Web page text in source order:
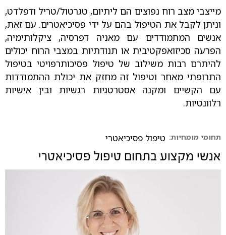
מייצבי מצב רוח נפוצים הם ליתיום, טגרטול/טריל ודפלדט,
וניתן לקבל את הטיפול בהם על ידי פסיכיאטרים. עם זאת,
אנשים המתמודדים עם מאניה דפרסיה, ציקלותימיה,
הפרעה סכיזואפקטיבית או תנודתיות במצבי הרוח יכולים
להיתרם רבות משילוב של טיפול פסיכותרפויטי בטיפול
התרופתי מאחר וטיפול זה מחזק את יכולת ההתמודדות
עם הקשיים ומקנה אסטרטגיות רגשיות ובין אישיות
רלוונטיות.
תחומי מומחיות: טיפול פסיכיאטרי
אנשי מקצוע בתחום טיפול פסיכיאטרי